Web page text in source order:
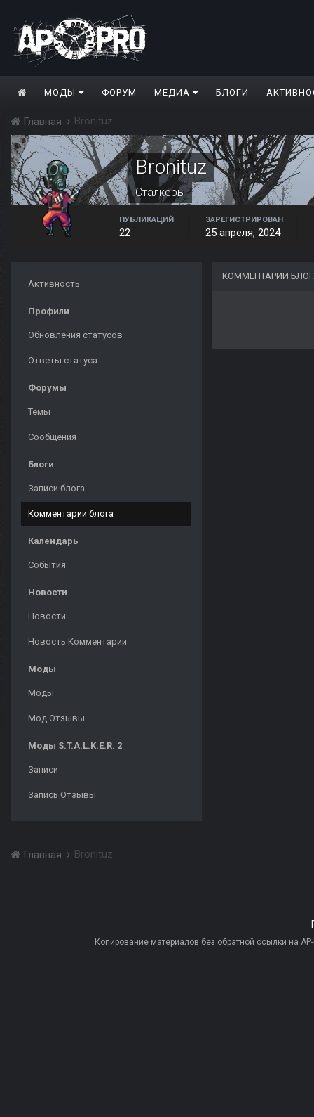
МОДЫ ФОРУМ МЕДИА БЛОГИ
Главная Bronituz
Bronituz
Сталкеры
ПУБЛИКАЦИЙ
22
ЗАРЕГИСТРИРОВАН
25 апреля, 2024
Активность
Профили
Обновления статусов
Ответы статуса
Форумы
Темы
Сообщения
Блоги
Записи блога
Комментарии блога
Календарь
События
Новости
Новости
Новость Комментарии
Моды
Моды
Мод Отзывы
Моды S.T.A.L.K.E.R. 2
Записи
Запись Отзывы
КОММЕНТАРИИ
Главная Bronituz
Копирование материалов без обратной ссылки на